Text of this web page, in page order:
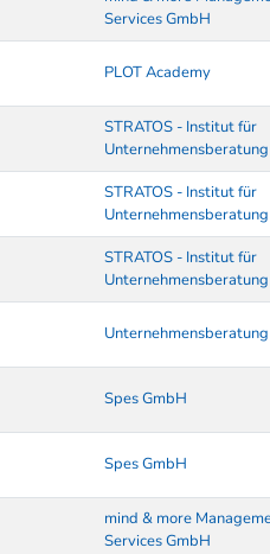
Services GmbH
PLOT Academy
STRATOS - Institut für
Unternehmensberatung
STRATOS - Institut für
Unternehmensberatung
STRATOS - Institut für
Unternehmensberatung
Spes GmbH
Spes GmbH
mind & more
Services GmbH